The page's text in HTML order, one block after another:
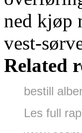
ned kjøp
vest-
Related
bestill
Les full